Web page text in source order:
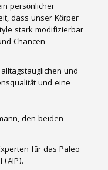
persönlicher
dass unser Körper
stark modifizierbar
Chancen
und
und eine
für das Paleo
(AIP).